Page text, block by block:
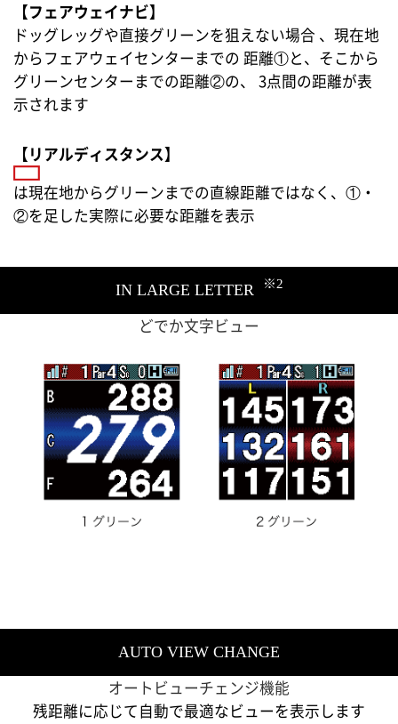
【フェアウェイナビ】
ドッグレッグや直接グリーンを狙えない場合 、現在地
からフェアウェイセンターまでの 距離①と、そこから
グリーンセンターまでの距離②の、 3点間の距離が表
示されます
【リアルディスタンス】
は現在地からグリーンまでの直線距離ではなく、①・
②を足した実際に必要な距離を表示
IN LARGE LETTER ※2
どでか文字ビュー
AUTO VIEW CHANGE
オートビューチェンジ機能
残距離に応じて自動で最適なビューを表示します